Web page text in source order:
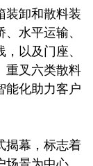
装卸和散料装
水平运输、
以及门座、
重叉六类散料
能化助力客户
揭幕，标志着